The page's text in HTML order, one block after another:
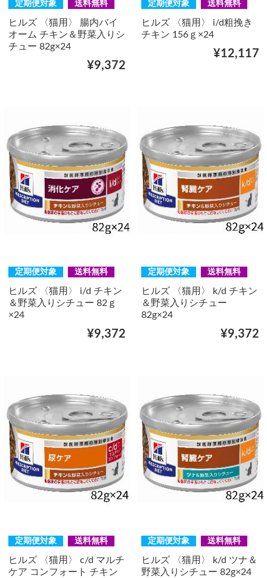
定期便対象 送料無料
ヒルズ 〈猫用〉 腸内バイ
オーム チキン＆野菜入りシ
チュー 82g×24
¥9,372
定期便対象 送料無料
ヒルズ 〈猫用〉 i/d粗挽き
チキン 156ｇ×24
¥12,117
定期便対象 送料無料
ヒルズ 〈猫用〉 i/d チキン
＆野菜入りシチュー 82ｇ
×24
¥9,372
定期便対象 送料無料
ヒルズ 〈猫用〉 k/d チキン
＆野菜入りシチュー
82g×24
¥9,372
定期便対象 送料無料
ヒルズ 〈猫用〉 c/d マルチ
ケア コンフォート チキン
定期便対象 送料無料
ヒルズ 〈猫用〉 k/d ツナ＆
野菜入りシチュー 82g×24